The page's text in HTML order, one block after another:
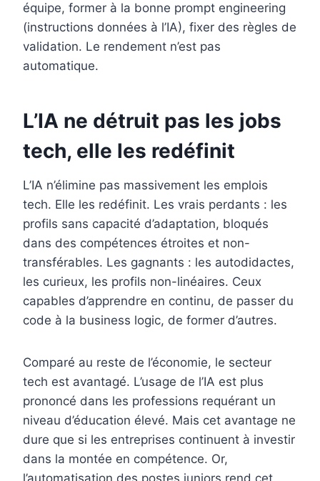
équipe, former à la bonne prompt engineering
(instructions données à l’IA), fixer des règles de
validation. Le rendement n’est pas
automatique.
L’IA ne détruit pas les jobs
tech, elle les redéfinit
L’IA n’élimine pas massivement les emplois
tech. Elle les redéfinit. Les vrais perdants : les
profils sans capacité d’adaptation, bloqués
dans des compétences étroites et non-
transférables. Les gagnants : les autodidactes,
les curieux, les profils non-linéaires. Ceux
capables d’apprendre en continu, de passer du
code à la business logic, de former d’autres.
Comparé au reste de l’économie, le secteur
tech est avantagé. L’usage de l’IA est plus
prononcé dans les professions requérant un
niveau d’éducation élevé. Mais cet avantage ne
dure que si les entreprises continuent à investir
dans la montée en compétence. Or,